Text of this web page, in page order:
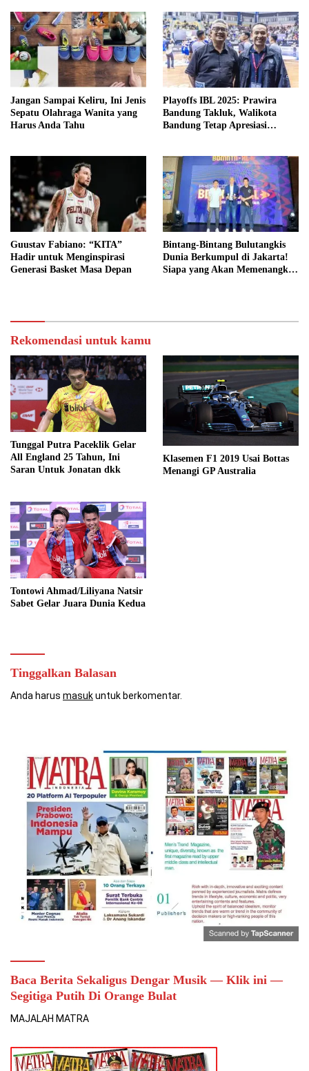
Jangan Sampai Keliru, Ini Jenis
Sepatu Olahraga Wanita yang
Harus Anda Tahu
Playoffs IBL 2025: Prawira
Bandung Takluk, Walikota
Bandung Tetap Apresiasi
Guustav Fabiano: “KITA”
Hadir untuk Menginspirasi
Generasi Basket Masa Depan
Bintang-Bintang Bulutangkis
Dunia Berkumpul di Jakarta!
Siapa yang Akan Memenangkan
Rekomendasi untuk kamu
Tunggal Putra Paceklik Gelar
All England 25 Tahun, Ini
Saran Untuk Jonatan dkk
Klasemen F1 2019 Usai Bottas
Menangi GP Australia
Tontowi Ahmad/Liliyana Natsir
Sabet Gelar Juara Dunia Kedua
Tinggalkan Balasan
Anda harus masukuntuk berkomentar.
Baca Berita Sekaligus Dengar Musik — Klik ini —
Segitiga Putih Di Orange Bulat
MAJALAH MATRA